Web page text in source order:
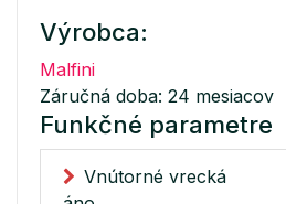
Výrobca:
Malfini
Záručná doba: 24 mesiacov
Funkčné parametre
Vnútorné vrecká